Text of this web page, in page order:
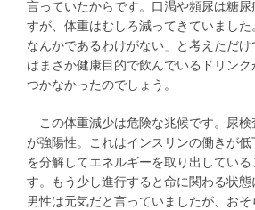
言っていたからです。口渇や頻尿は糖
すが、体重はむしろ減ってきていまし
なんかであるわけがない」と考えただ
はまさか健康目的で飲んでいるドリンク
つかなかったのでしょう。
この体重減少は危険な兆候です。尿検
が強陽性。これはインスリンの働きが
を分解してエネルギーを取り出している
す。もう少し進行すると命に関わる状態
男性は元気だと言っていましたが、お